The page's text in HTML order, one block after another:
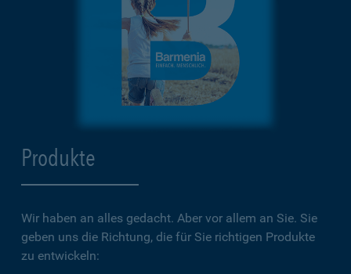
Produkte
Wir haben an alles gedacht. Aber vor allem an Sie. Sie
geben uns die Richtung, die für Sie richtigen Produkte
zu entwickeln: